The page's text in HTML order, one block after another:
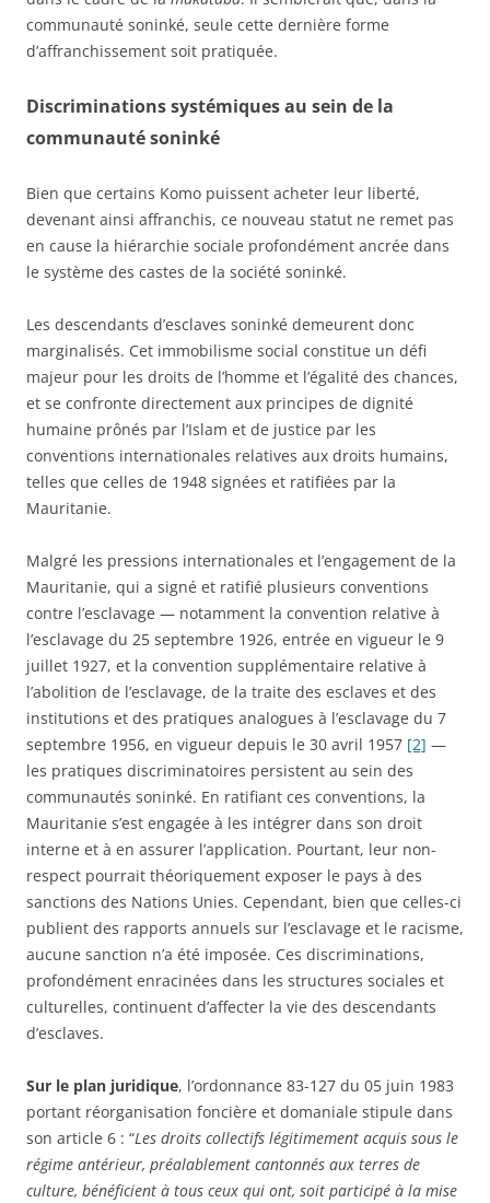
communauté soninké, seule cette dernière forme
d’affranchissement soit pratiquée.
Discriminations systémiques au sein de la
communauté soninké
Bien que certains Komo puissent acheter leur liberté,
devenant ainsi affranchis, ce nouveau statut ne remet pas
en cause la hiérarchie sociale profondément ancrée dans
le système des castes de la société soninké.
Les descendants d’esclaves soninké demeurent donc
marginalisés. Cet immobilisme social constitue un défi
majeur pour les droits de l’homme et l’égalité des chances,
et se confronte directement aux principes de dignité
humaine prônés par l’Islam et de justice par les
conventions internationales relatives aux droits humains,
telles que celles de 1948 signées et ratifiées par la
Mauritanie.
Malgré les pressions internationales et l’engagement de la
Mauritanie, qui a signé et ratifié plusieurs conventions
contre l’esclavage — notamment la convention relative à
l’esclavage du 25 septembre 1926, entrée en vigueur le 9
juillet 1927, et la convention supplémentaire relative à
l’abolition de l’esclavage, de la traite des esclaves et des
institutions et des pratiques analogues à l’esclavage du 7
septembre 1956, en vigueur depuis le 30 avril 1957 [2] —
les pratiques discriminatoires persistent au sein des
communautés soninké. En ratifiant ces conventions, la
Mauritanie s’est engagée à les intégrer dans son droit
interne et à en assurer l’application. Pourtant, leur non-
respect pourrait théoriquement exposer le pays à des
sanctions des Nations Unies. Cependant, bien que celles-ci
publient des rapports annuels sur l’esclavage et le racisme,
aucune sanction n’a été imposée. Ces discriminations,
profondément enracinées dans les structures sociales et
culturelles, continuent d’affecter la vie des descendants
d’esclaves.
Sur le plan juridique, l’ordonnance 83-127 du 05 juin 1983
portant réorganisation foncière et domaniale stipule dans
son article 6 : “Les droits collectifs légitimement acquis sous le
régime antérieur, préalablement cantonnés aux terres de
culture, bénéficient à tous ceux qui ont, soit participé à la mise